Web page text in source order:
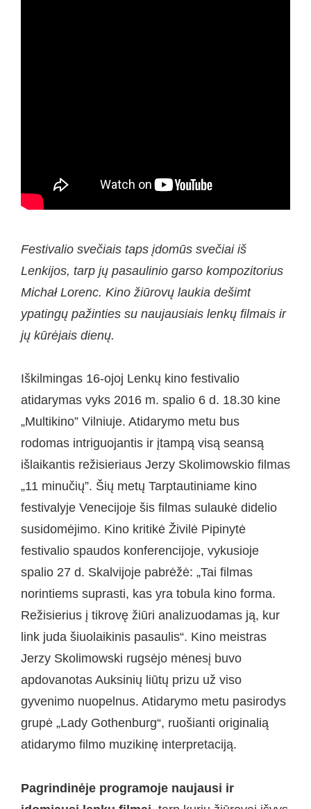
Festivalio svečiais taps įdomūs svečiai iš
Lenkijos, tarp jų pasaulinio garso kompozitorius
Michał Lorenc. Kino žiūrovų laukia dešimt
ypatingų pažinties su naujausiais lenkų filmais ir
jų kūrėjais dienų.
Iškilmingas 16-ojoj Lenkų kino festivalio
atidarymas vyks 2016 m. spalio 6 d. 18.30 kine
„Multikino” Vilniuje. Atidarymo metu bus
rodomas intriguojantis ir įtampą visą seansą
išlaikantis režisieriaus Jerzy Skolimowskio filmas
„11 minučių”. Šių metų Tarptautiniame kino
festivalyje Venecijoje šis filmas sulaukė didelio
susidomėjimo. Kino kritikė Živilė Pipinytė
festivalio spaudos konferencijoje, vykusioje
spalio 27 d. Skalvijoje pabrėžė: „Tai filmas
norintiems suprasti, kas yra tobula kino forma.
Režisierius į tikrovę žiūri analizuodamas ją, kur
link juda šiuolaikinis pasaulis“. Kino meistras
Jerzy Skolimowski rugsėjo mėnesį buvo
apdovanotas Auksinių liūtų prizu už viso
gyvenimo nuopelnus. Atidarymo metu pasirodys
grupė „Lady Gothenburg“, ruošianti originalią
atidarymo filmo muzikinę interpretaciją.
Pagrindinėje programoje naujausi ir